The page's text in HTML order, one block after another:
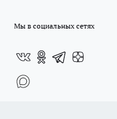
Мы в социальных сетях